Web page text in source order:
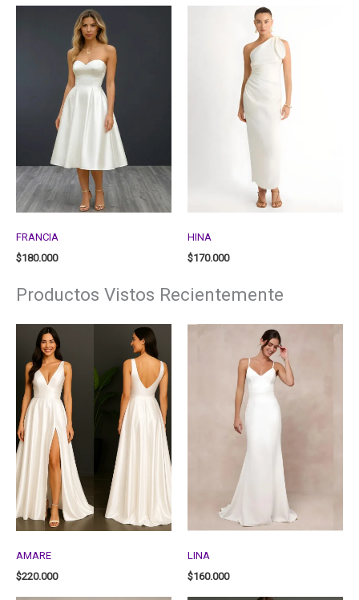
FRANCIA
$180.000
HINA
$170.000
Productos Vistos Recientemente
AMARE
$220.000
LINA
$160.000